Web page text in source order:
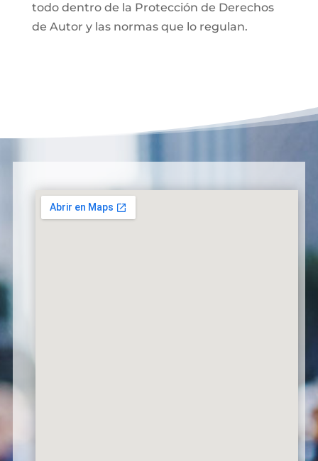
todo dentro de la Protección de Derechos
de Autor y las normas que lo regulan.